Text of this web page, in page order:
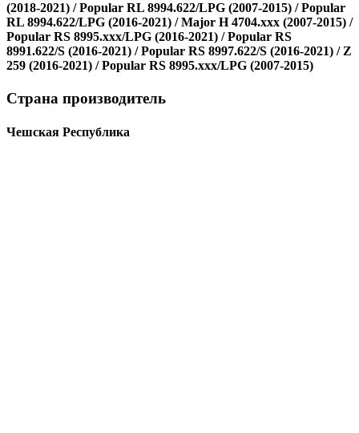
(2018-2021) / Popular RL 8994.622/LPG (2007-2015) / Popular
RL 8994.622/LPG (2016-2021) / Major H 4704.xxx (2007-2015) /
Popular RS 8995.xxx/LPG (2016-2021) / Popular RS
8991.622/S (2016-2021) / Popular RS 8997.622/S (2016-2021) / Z
259 (2016-2021) / Popular RS 8995.xxx/LPG (2007-2015)
Страна производитель
Чешская Республика